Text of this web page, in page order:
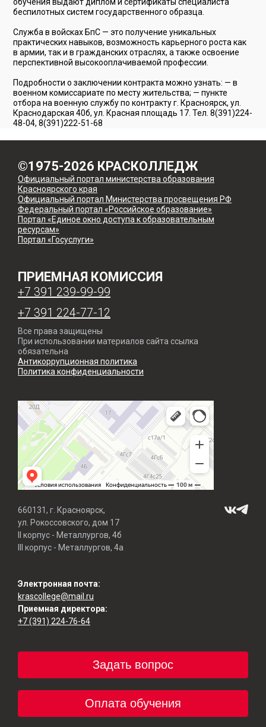
беспилотных систем государственного образца.
Служба в войсках БпС — это получение уникальных
практических навыков, возможность карьерного роста как
в армии, так и в гражданских отраслях, а также освоение
перспективной высокооплачиваемой профессии.
Подробности о заключении контракта можно узнать: — в
военном комиссариате по месту жительства; — пункте
отбора на военную службу по контракту г. Красноярск, ул.
Краснодарская 40б, ул. Красная площадь 17. Тел. 8(391)224-
48-04, 8(391)222-51-68
©1975-2026 КРАСКОЛЛЕДЖ
Официальный портал министерства образования
Красноярского края
Официальный портал Министерства просвещения РФ
Федеральный портал «Российское образование»
Портал «Единое окно доступа к образовательным
ресурсам»
Портал «Госуслуги»
ПРИЕМНАЯ КОМИССИЯ
+7 391 239-99-99
+7 391 224-77-12
Все права защищены
При использовании материалов сайта ссылка
обязательна
Антикоррупционная политика
Политика конфиденциальности
660131, г. Красноярск,
ул. Рокоссовского, дом 17
II корпус - Металлургов, 4б
III корпус - Металлургов, 4а
Электронная почта:
krascollege@mail.ru
Приемная директора:
+7 (391) 224-76-64
Задать вопрос
Оплата обучения